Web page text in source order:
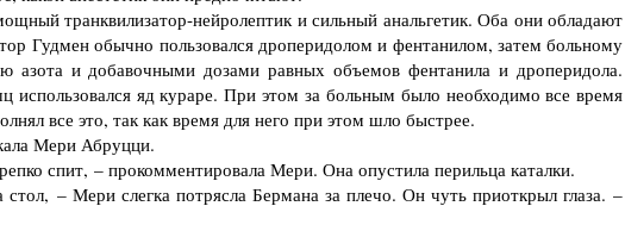
транквилизатор-нейролептик и сильный анальгетик. Оба они обладают
Гудмен обычно пользовался дроперидолом и фентанилом, затем больному
азота и добавочными дозами равных объемов фентанила и дроперидола.
использовался яд кураре. При этом за больным было необходимо все время
все это, так как время для него при этом шло быстрее.
Мери Абруцци.
спит, – прокомментировала Мери. Она опустила перильца каталки.
– Мери слегка потрясла Бермана за плечо. Он чуть приоткрыл глаза. –